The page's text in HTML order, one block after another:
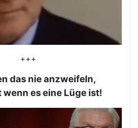
+++
das nie anzweifeln,
es eine Lüge ist!